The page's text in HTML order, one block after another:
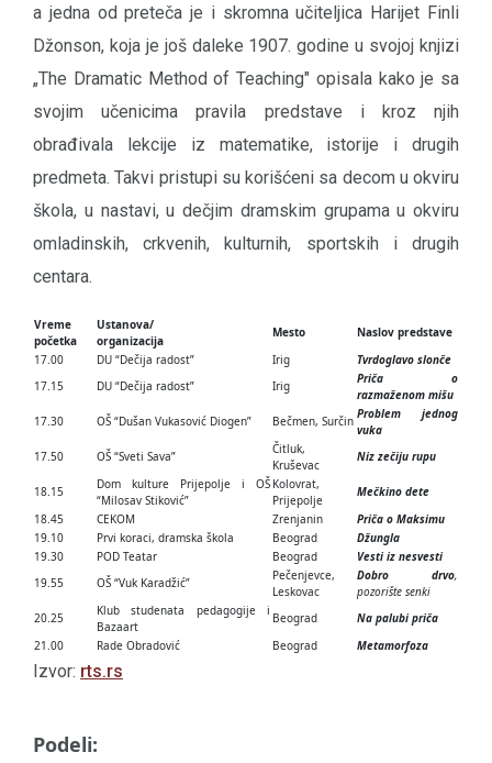
a jedna od preteča je i skromna učiteljica Harijet Finli
Džonson, koja je još daleke 1907. godine u svojoj knjizi
„The Dramatic Method of Teaching" opisala kako je sa
svojim učenicima pravila predstave i kroz njih
obrađivala lekcije iz matematike, istorije i drugih
predmeta. Takvi pristupi su korišćeni sa decom u okviru
škola, u nastavi, u dečjim dramskim grupama u okviru
omladinskih, crkvenih, kulturnih, sportskih i drugih
centara.
Vreme
početka
Ustanova/
organizacija
Mesto
Naslov predstave
17.00
DU “Dečija radost” Irig
Tvrdoglavo slonče
17.15
DU “Dečija radost” Irig
Priča o
razmaženom mišu
17.30
OŠ “Dušan Vukasović Diogen” Bečmen, Surčin Problem jednog
vuka
17.50
OŠ “Sveti Sava”
Čitluk,
Kruševac
Niz zečiju rupu
18.15
Dom kulture Prijepolje i OŠ
“Milosav Stiković”
Kolovrat,
Prijepolje
Mečkino dete
18.45
CEKOM Zrenjanin
Priča o Maksimu
19.10
Prvi koraci, dramska škola Beograd
Džungla
19.30
POD Teatar Beograd
Vesti iz nesvesti
19.55
OŠ “Vuk Karadžić”
Pečenjevce,
Leskovac
Dobro drvo,
pozorište senki
20.25
Klub studenata pedagogije i
Bazaart
Beograd
Na palubi priča
21.00
Rade Obradović Beograd Metamorfoza
Izvor: rts.rs
Podeli: